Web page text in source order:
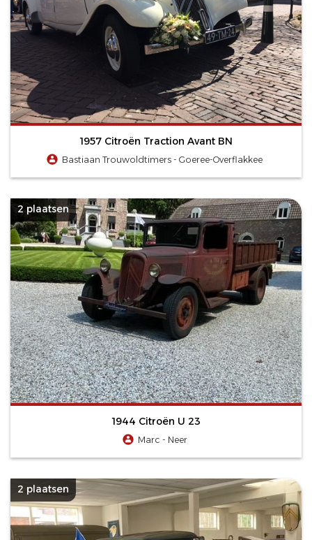
1957 Citroën Traction Avant BN
Bastiaan Trouwoldtimers - Goeree-Overflakkee
2 plaatsen
1944 Citroën U 23
Marc - Neer
2 plaatsen